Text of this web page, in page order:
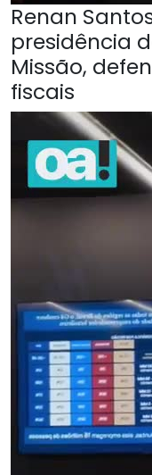
Renan
presidência
Missão,
fiscais